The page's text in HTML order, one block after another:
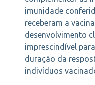
imunidade
receberam a
desenvolvimento
imprescindível
duração da
indivíduos